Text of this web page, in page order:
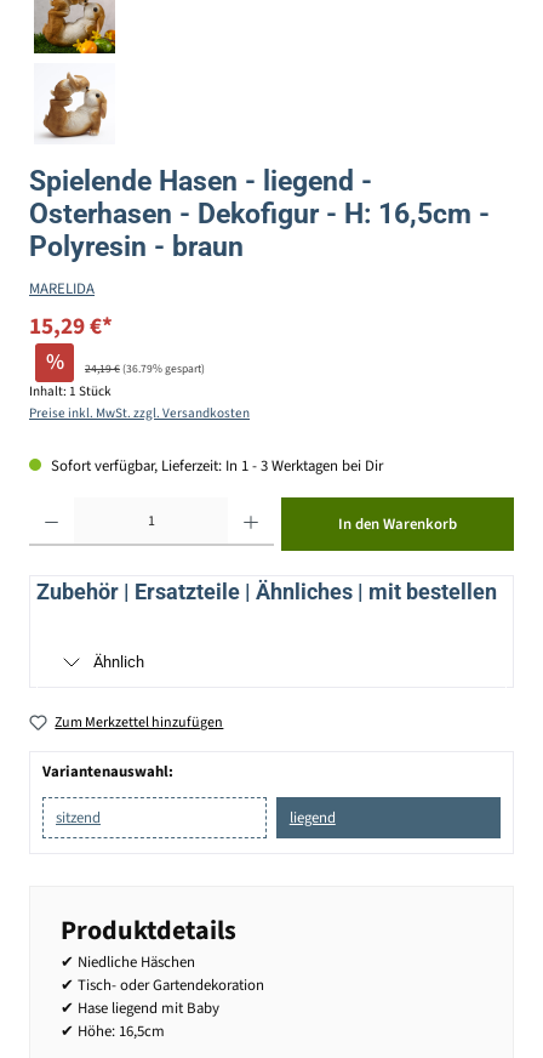
Spielende Hasen - liegend -
Osterhasen - Dekofigur - H: 16,5cm -
Polyresin - braun
MARELIDA
15,29 €*
% 24,19 €(36.79% gespart)
Inhalt: 1 Stück
Preise inkl. MwSt. zzgl. Versandkosten
Sofort verfügbar, Lieferzeit: In 1 - 3 Werktagen bei Dir
In den Warenkorb
Zubehör | Ersatzteile | Ähnliches | mit bestellen
Ähnlich
Zum Merkzettel hinzufügen
Variantenauswahl:
sitzend liegend
Produktdetails
✔ Niedliche Häschen
✔ Tisch- oder Gartendekoration
✔ Hase liegend mit Baby
✔ Höhe: 16,5cm